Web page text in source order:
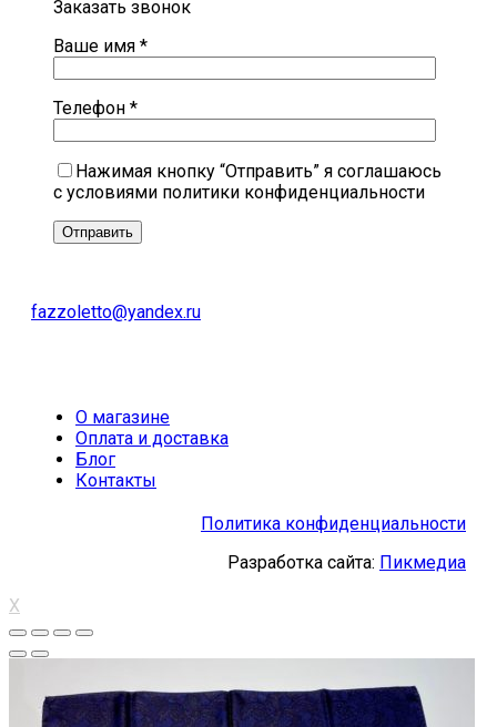
Заказать звонок
Ваше имя *
Телефон *
Нажимая кнопку “Отправить” я соглашаюсь
с условиями политики конфиденциальности
fazzoletto@yandex.ru
О магазине
Оплата и доставка
Блог
Контакты
Политика конфиденциальности
Разработка сайта: Пикмедиа
X